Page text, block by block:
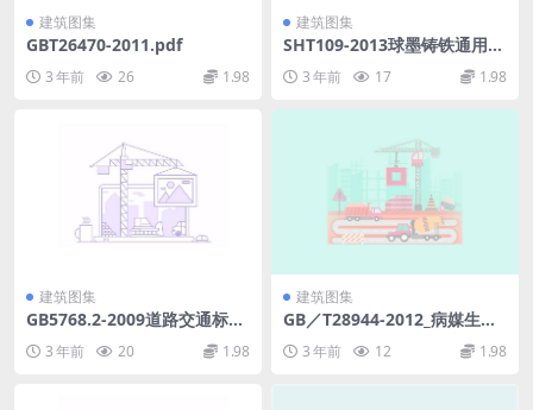
建筑图集
GBT26470-2011.pdf
3 年前 26 1.98
建筑图集
SHT109-2013球墨铸铁通用
3 年前 17 1.98
建筑图集
GB5768.2-2009道路交通标志
志.pdf
3 年前 20 1.98
建筑图集
GB／T28944-2012_病媒生物
3 年前 12 1.98